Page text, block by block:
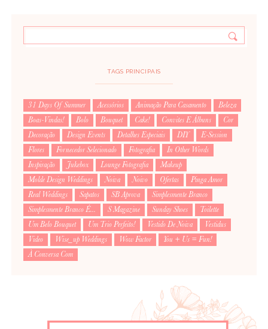
TAGS PRINCIPAIS
31 Days Of Summer Acessórios Animação Para Casamento
Beleza
Boas-Vindas!
Bolo Bouquet Cake! Convites E Álbuns
Cor
Decoração
Design Events Detalhes Especiais DIY
E-Session
Flores
Fornecedor Selecionado Fotografia
In Other Words
Inspiração
Jukebox Lounge Fotografia
Makeup
Molde Design Weddings
Noiva Noivo Ofertas
Pinga Amor
Real Weddings
Sapatos SB Aprova
Simplesmente Branco
Simplesmente Branco É...
S Magazine Sunday Shoes
Toilette
Um Belo Bouquet
Um Trio Perfeito! Vestido De Noiva
Vestidus
Video
Wise_up Weddings Wow Factor
You + Us = Fun!
À Conversa Com